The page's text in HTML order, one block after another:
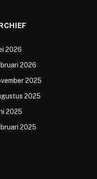
2026
2026
2025
2025
2025
2025